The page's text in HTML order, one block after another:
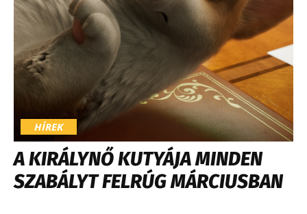
HÍREK
A KIRÁLYNŐ KUTYÁJA MINDEN
SZABÁLYT FELRÚG MÁRCIUSBAN